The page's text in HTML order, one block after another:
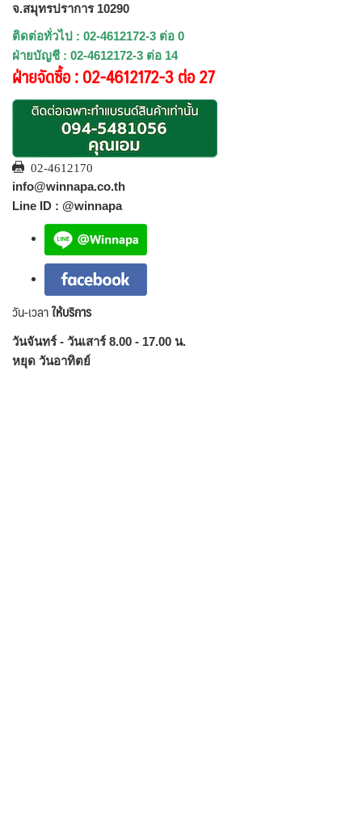
จ.สมุทรปราการ 10290
ติดต่อทั่วไป : 02-4612172-3 ต่อ 0
ฝ่ายบัญชี : 02-4612172-3 ต่อ 14
ฝ่ายจัดซื้อ : 02-4612172-3 ต่อ 27
02-4612170
info@winnapa.co.th
Line ID : @winnapa
วัน-เวลาให้บริการ
วันจันทร์ - วันเสาร์ 8.00 - 17.00 น.
หยุด วันอาทิตย์